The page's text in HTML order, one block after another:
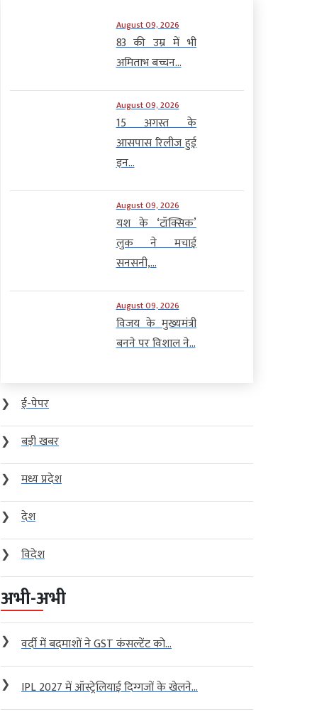
August 09, 2026
83 की उम्र में भी
अमिताभ बच्चन...
August 09, 2026
15 अगस्त के
आसपास रिलीज हुई
इन...
August 09, 2026
यश के ‘टॉक्सिक’
लुक ने मचाई
सनसनी,...
August 09, 2026
विजय के मुख्यमंत्री
बनने पर विशाल ने...
❯
ई-पेपर
❯
बड़ी खबर
❯
मध्य प्रदेश
❯
देश
❯
विदेश
अभी-अभी
❯ वर्दी में बदमाशों ने GST कंसल्टेंट को...
❯ IPL 2027 में ऑस्ट्रेलियाई दिग्गजों के खेलने...